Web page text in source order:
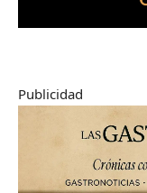
Publicidad